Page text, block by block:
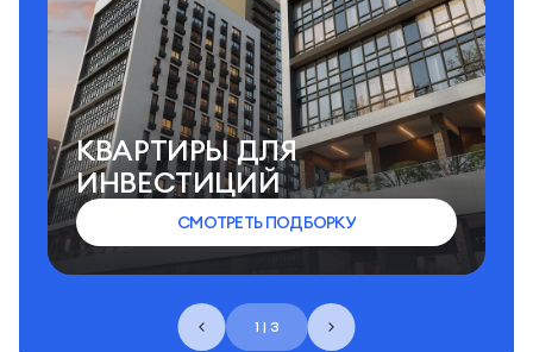
1 | 3
КВАРТИРЫ ДЛЯ
ИНВЕСТИЦИЙ
СМОТРЕТЬ ПОДБОРКУ